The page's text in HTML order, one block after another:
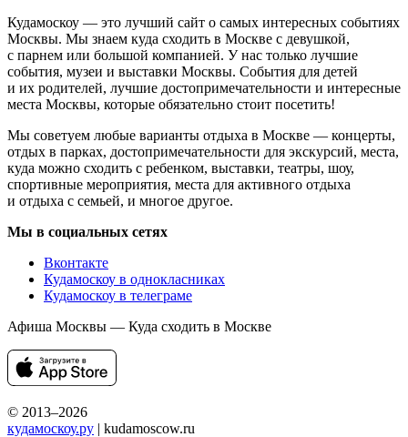
Кудамоскоу — это лучший сайт о самых интересных событиях
Москвы. Мы знаем куда сходить в Москве с девушкой,
с парнем или большой компанией. У нас только лучшие
события, музеи и выставки Москвы. События для детей
и их родителей, лучшие достопримечательности и интересные
места Москвы, которые обязательно стоит посетить!
Мы советуем любые варианты отдыха в Москве — концерты,
отдых в парках, достопримечательности для экскурсий, места,
куда можно сходить с ребенком, выставки, театры, шоу,
спортивные мероприятия, места для активного отдыха
и отдыха с семьей, и многое другое.
Мы в социальных сетях
Вконтакте
Кудамоскоу в однокласниках
Кудамоскоу в телеграме
Афиша Москвы — Куда сходить в Москве
© 2013–2026
кудамоскоу.ру | kudamoscow.ru